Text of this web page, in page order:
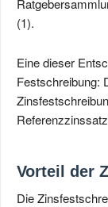
(1).
Eine dieser
Festschreibung:
Vorteil der
Die